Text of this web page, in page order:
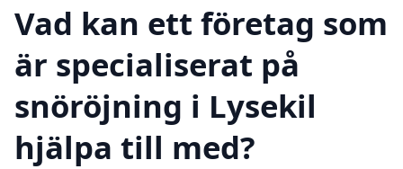
Vad kan ett företag som
är specialiserat på
snöröjning i Lysekil
hjälpa till med?